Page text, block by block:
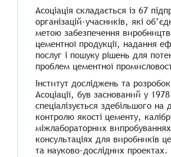
Асоціація складається із 67
організацій-учасників, які
метою забезпечення
цементної продукції, надання
послуг і пошуку рішень для
проблем цементної
Інститут досліджень та
Асоціації, був заснований у
спеціалізується здебільшого на
контролю якості цементу,
міжлабораторних
консультаціях для виробників
та науково-дослідних проектах.